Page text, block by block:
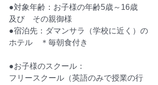
​●対象年齢：お子様の年齢5歳～16歳
及び　その親御様
●宿泊先：ダマンサラ（学校に近く）の
ホテル　＊毎朝食付き
●お子様のスクール：
フリースクール（英語のみで授業の行